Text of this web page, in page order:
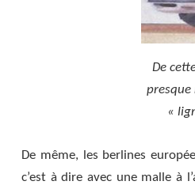
De
presque
«
De même, les berlines
c’est à dire avec une malle à